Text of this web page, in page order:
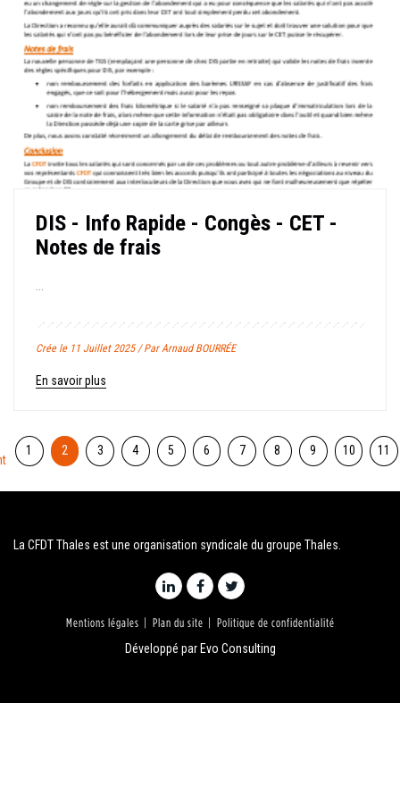
DIS - Info Rapide - Congès - CET -
Notes de frais
Crée le 11 Juillet 2025 / Par Arnaud BOURRÉE
En savoir plus
1 2 3 4 5 6 7 8 9 10 11
La CFDT Thales est une organisation syndicale du groupe Thales.
Mentions légales Plan du site Politique de confidentialité
Développé parEvo Consulting